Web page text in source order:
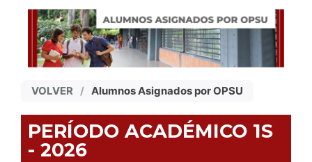
VOLVER / Alumnos Asignados por OPSU
PERÍODO ACADÉMICO 1S
- 2026